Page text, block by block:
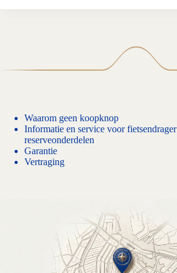
Waarom geen koopknop
Informatie en service voor fietsendrager
reserveonderdelen
Garantie
Vertraging